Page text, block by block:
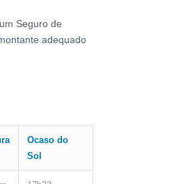
Seguro de
adequado
Ocaso do
Sol